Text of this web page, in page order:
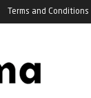
Terms and Conditions